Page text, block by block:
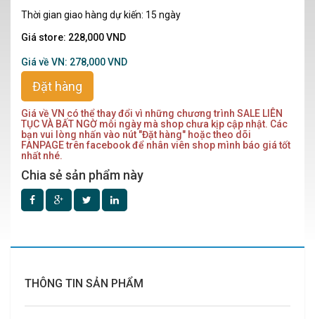
Thời gian giao hàng dự kiến: 15 ngày
Giá store: 228,000 VND
Giá về VN: 278,000 VND
Đặt hàng
Giá về VN có thể thay đổi vì những chương trình SALE LIÊN
TỤC VÀ BẤT NGỜ mỗi ngày mà shop chưa kịp cập nhật. Các
bạn vui lòng nhấn vào nút "Đặt hàng" hoặc theo dõi
FANPAGE trên facebook để nhân viên shop mình báo giá tốt
nhất nhé.
Chia sẻ sản phẩm này
THÔNG TIN SẢN PHẨM